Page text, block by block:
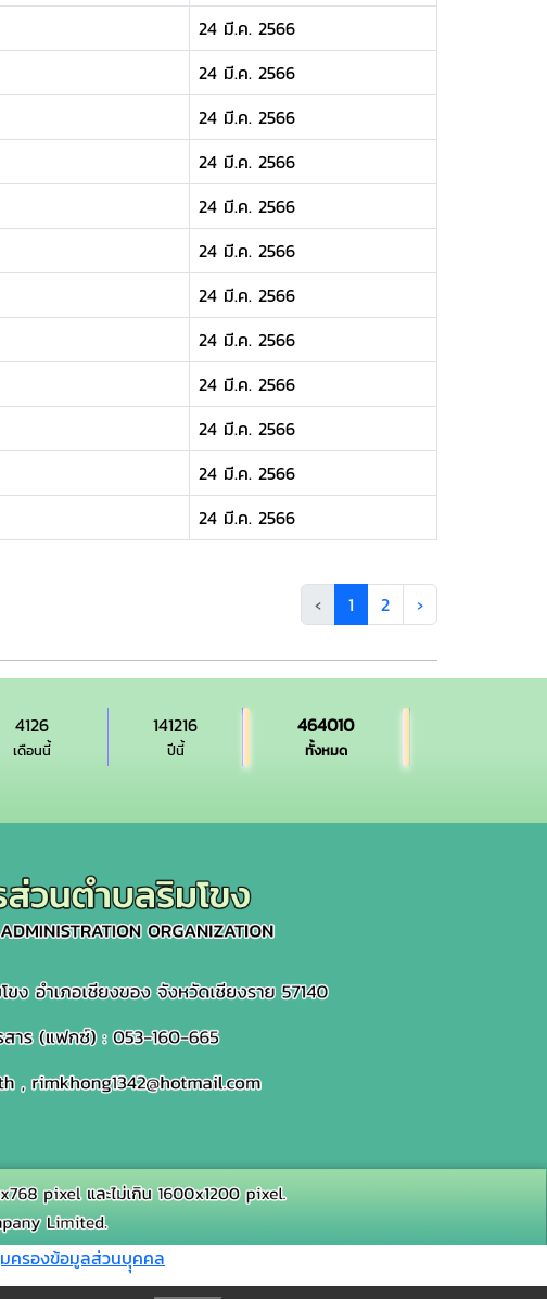
24 มี.ค. 2566
24 มี.ค. 2566
24 มี.ค. 2566
24 มี.ค. 2566
24 มี.ค. 2566
24 มี.ค. 2566
24 มี.ค. 2566
24 มี.ค. 2566
24 มี.ค. 2566
24 มี.ค. 2566
24 มี.ค. 2566
24 มี.ค. 2566
‹ 1 2 ›
เดือนนี้
4126
ปีนี้
141216
ทั้งหมด
464010
ครองข้อมูลส่วนบุุคคล